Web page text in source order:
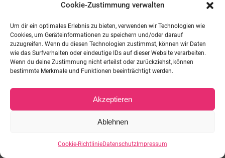
Cookie-Zustimmung verwalten
Um dir ein optimales Erlebnis zu bieten, verwenden wir Technologien wie
Cookies, um Geräteinformationen zu speichern und/oder darauf
zuzugreifen. Wenn du diesen Technologien zustimmst, können wir Daten
wie das Surfverhalten oder eindeutige IDs auf dieser Website verarbeiten.
Wenn du deine Zustimmung nicht erteilst oder zurückziehst, können
bestimmte Merkmale und Funktionen beeinträchtigt werden.
Akzeptieren
Ablehnen
Cookie-RichtlinieDatenschutz Impressum
Mehr lesen
© BÜNDNIS DEUTSCHLAND - 2026. Alle Rechte vorbehalten.
Footer Menu